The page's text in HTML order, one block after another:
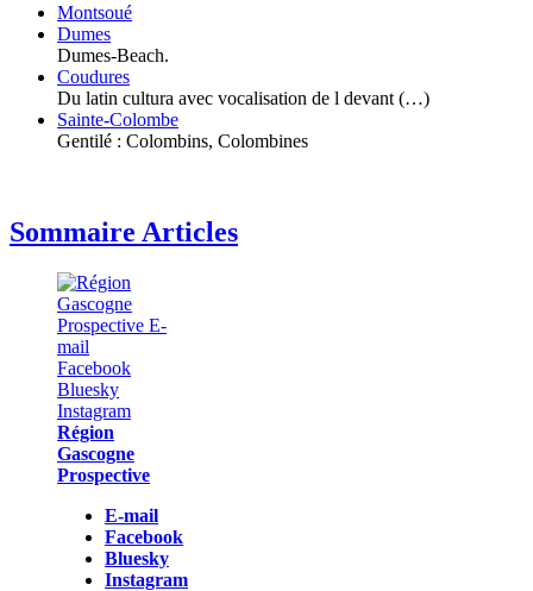
Montsoué
Dumes
Dumes-Beach.
Coudures
Du latin cultura avec vocalisation de l devant (…)
Sainte-Colombe
Gentilé : Colombins, Colombines
Sommaire Articles
Région
Gascogne
Prospective
E-mail
Facebook
Bluesky
Instagram